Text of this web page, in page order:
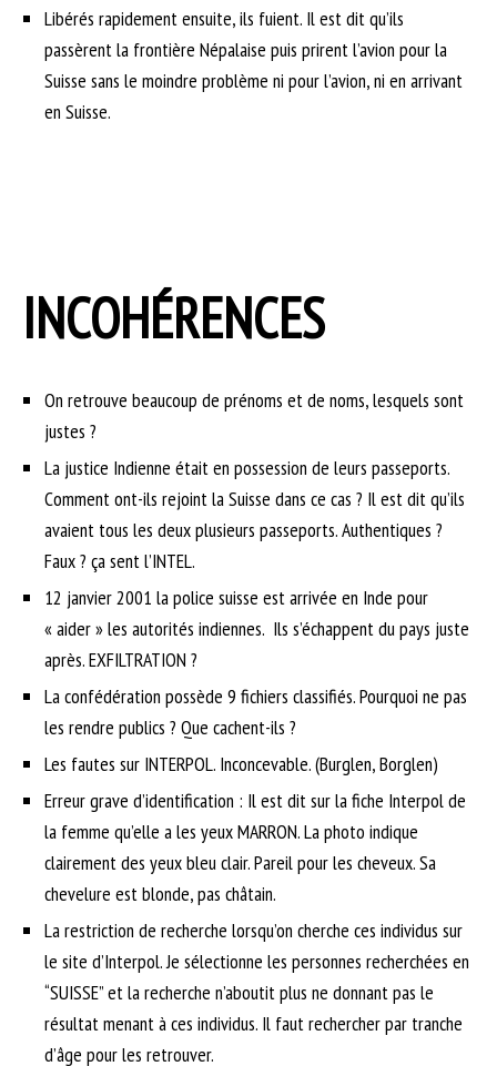
Libérés rapidement ensuite, ils fuient. Il est dit qu’ils
passèrent la frontière Népalaise puis prirent l’avion pour la
Suisse sans le moindre problème ni pour l’avion, ni en arrivant
en Suisse.
INCOHÉRENCES
On retrouve beaucoup de prénoms et de noms, lesquels sont
justes ?
La justice Indienne était en possession de leurs passeports.
Comment ont-ils rejoint la Suisse dans ce cas ? Il est dit qu’ils
avaient tous les deux plusieurs passeports. Authentiques ?
Faux ? ça sent l’INTEL.
12 janvier 2001 la police suisse est arrivée en Inde pour
« aider » les autorités indiennes. Ils s’échappent du pays juste
après. EXFILTRATION ?
La confédération possède 9 fichiers classifiés. Pourquoi ne pas
les rendre publics ? Que cachent-ils ?
Les fautes sur INTERPOL. Inconcevable. (Burglen, Borglen)
Erreur grave d’identification : Il est dit sur la fiche Interpol de
la femme qu’elle a les yeux MARRON. La photo indique
clairement des yeux bleu clair. Pareil pour les cheveux. Sa
chevelure est blonde, pas châtain.
La restriction de recherche lorsqu’on cherche ces individus sur
le site d’Interpol. Je sélectionne les personnes recherchées en
“SUISSE” et la recherche n’aboutit plus ne donnant pas le
résultat menant à ces individus. Il faut rechercher par tranche
d’âge pour les retrouver.